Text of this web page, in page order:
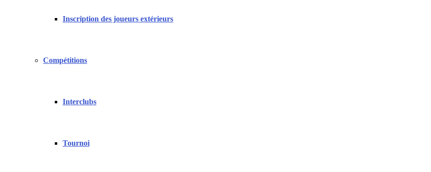
Inscription des joueurs extérieurs
Compétitions
Interclubs
Tournoi